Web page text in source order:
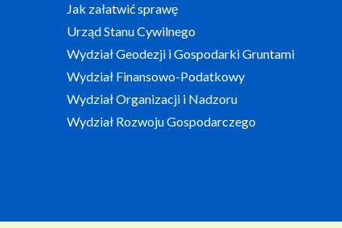
Jak załatwić sprawę
Urząd Stanu Cywilnego
Wydział Geodezji i Gospodarki Gruntami
Wydział Finansowo-Podatkowy
Wydział Organizacji i Nadzoru
Wydział Rozwoju Gospodarczego